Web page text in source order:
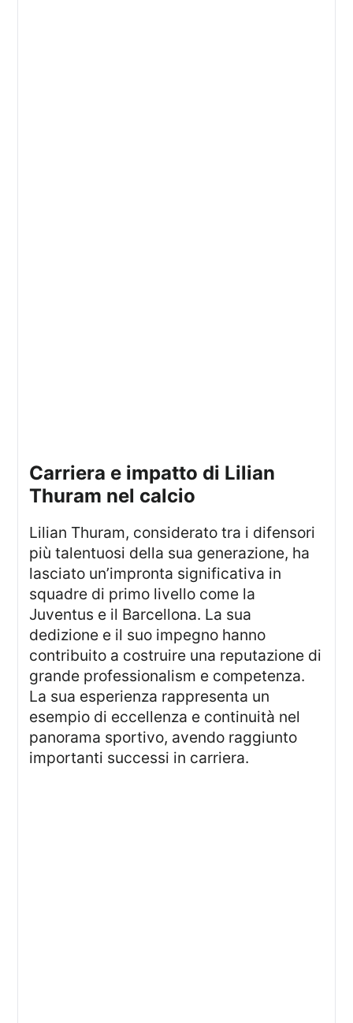
carriera e impatto di Lilian
Thuram nel calcio
Lilian Thuram, considerato tra i difensori
più talentuosi della sua generazione, ha
lasciato un’impronta significativa in
squadre di primo livello come la
Juventus e il Barcellona. La sua
dedizione e il suo impegno hanno
contribuito a costruire una reputazione di
grande professionalism e competenza.
La sua esperienza rappresenta un
esempio di eccellenza e continuità nel
panorama sportivo, avendo raggiunto
importanti successi in carriera.